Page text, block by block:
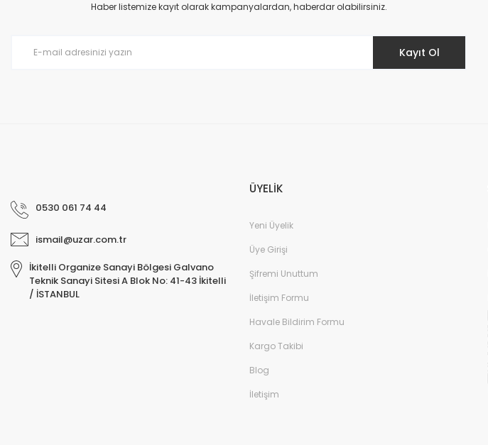
Haber listemize kayıt olarak kampanyalardan, haberdar olabilirsiniz.
Kayıt Ol
0530 061 74 44
ismail@uzar.com.tr
İkitelli Organize Sanayi Bölgesi Galvano
Teknik Sanayi Sitesi A Blok No: 41-43 İkitelli
/ İSTANBUL
ÜYELİK
Yeni Üyelik
Üye Girişi
Şifremi Unuttum
İletişim Formu
Havale Bildirim Formu
Kargo Takibi
Blog
İletişim